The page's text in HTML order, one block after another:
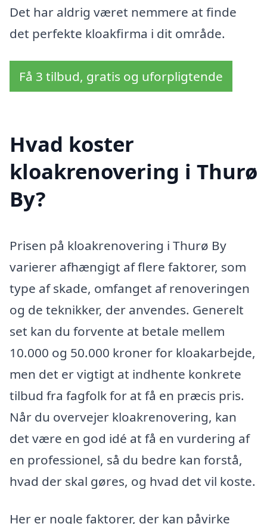
Det har aldrig været nemmere at finde
det perfekte kloakfirma i dit område.
Få 3 tilbud, gratis og uforpligtende
Hvad koster
kloakrenovering i Thurø
By?
Prisen på kloakrenovering i Thurø By
varierer afhængigt af flere faktorer, som
type af skade, omfanget af renoveringen
og de teknikker, der anvendes. Generelt
set kan du forvente at betale mellem
10.000 og 50.000 kroner for kloakarbejde,
men det er vigtigt at indhente konkrete
tilbud fra fagfolk for at få en præcis pris.
Når du overvejer kloakrenovering, kan
det være en god idé at få en vurdering af
en professionel, så du bedre kan forstå,
hvad der skal gøres, og hvad det vil koste.
Her er nogle faktorer, der kan påvirke